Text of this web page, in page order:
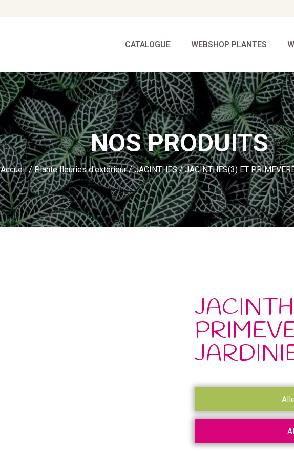
CATALOGUE WEBSHOP PLANTES
NOS PRODUITS
Accueil/Plante fleuries d'extérieur/JACINTHES/ JACINTHES(3) ET